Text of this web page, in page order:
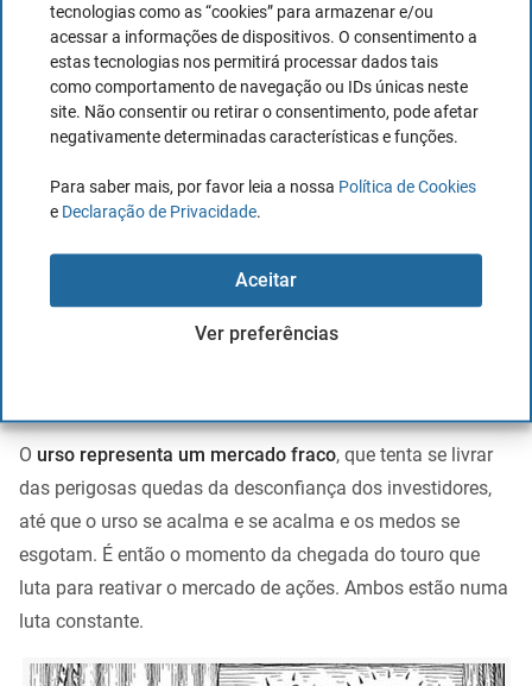
tecnologias como as “cookies” para armazenar e/ou
acessar a informações de dispositivos. O consentimento a
estas tecnologias nos permitirá processar dados tais
como comportamento de navegação ou IDs únicas neste
site. Não consentir ou retirar o consentimento, pode afetar
negativamente determinadas características e funções.
Para saber mais, por favor leia a nossa Política de Cookies
e Declaração de Privacidade
Aceitar
Ver preferências
é uma delas:
Aparentemente, o termo bearish (bear) começou a ser
usado em Nova York, quando a venda de ações ao ar livre
ainda era legal, e então era muito popular ouvir o
urso antes de caçar”. Algumas das teorias
um animal nobre e conservador
inverno, o que representa o momento mais difícil quando o
frio e a falta de comida são o tónico geral, um tempo difícil
O urso representa um mercado fraco, que tenta se livrar
das perigosas quedas da desconfiança dos investidores,
até que o urso se acalma e se acalma e os medos se
esgotam. É então o momento da chegada do touro que
luta para reativar o mercado de ações. Ambos estão numa
luta constante.